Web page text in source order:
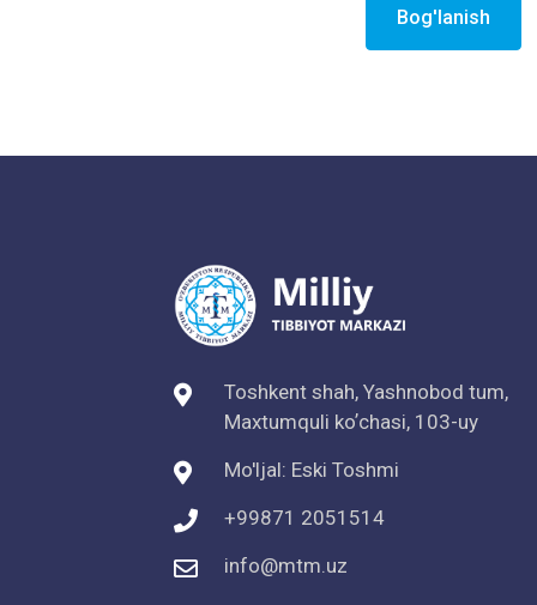
Bog'lanish
Toshkent shah, Yashnobod tum,
Maxtumquli koʼchasi, 103-uy
Mo'ljal: Eski Toshmi
+99871 2051514
info@mtm.uz